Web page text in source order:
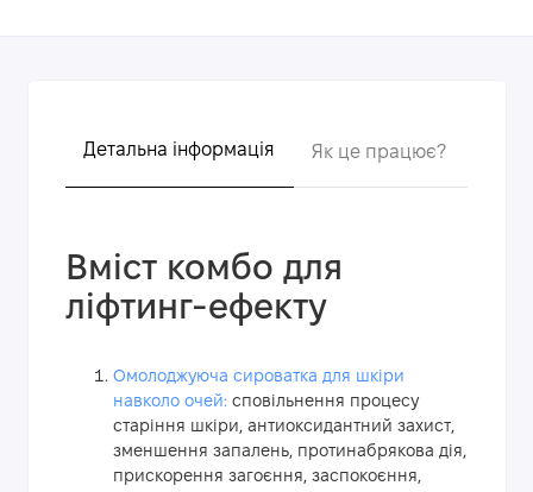
Детальна інформація Як це працює?
Вміст комбо для
ліфтинг-ефекту
Омолоджуюча сироватка для шкіри
навколо очей: сповільнення процесу
старіння шкіри, антиоксидантний захист,
зменшення запалень, протинабрякова дія,
прискорення загоєння, заспокоєння,